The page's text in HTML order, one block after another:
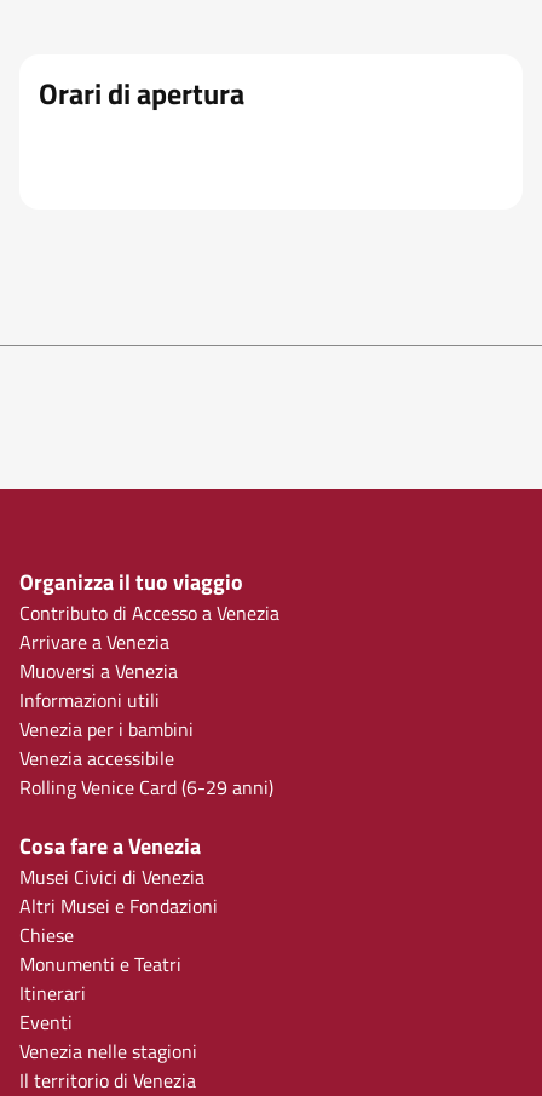
Orari di apertura
Organizza il tuo viaggio
Contributo di Accesso a Venezia
Arrivare a Venezia
Muoversi a Venezia
Informazioni utili
Venezia per i bambini
Venezia accessibile
Rolling Venice Card (6-29 anni)
Cosa fare a Venezia
Musei Civici di Venezia
Altri Musei e Fondazioni
Chiese
Monumenti e Teatri
Itinerari
Eventi
Venezia nelle stagioni
Il territorio di Venezia